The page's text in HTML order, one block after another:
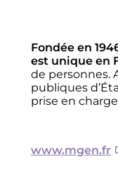
Fondée en
est unique en
de personnes.
publiques
prise en
www.mgen.fr